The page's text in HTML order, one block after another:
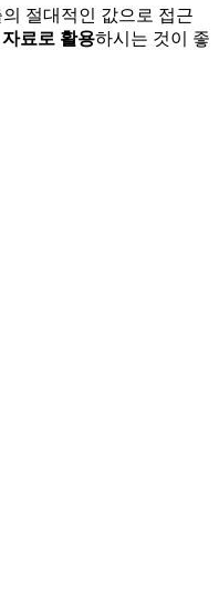
절대적인 값으로 접근
료로 활용하시는 것이 좋